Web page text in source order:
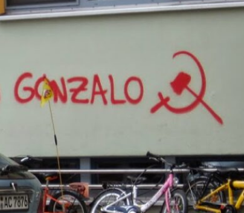
ist seit 200 Tagen in Haft – die Solidarität
International: Aufruf zu einer
Solidaritätswoche mit anarchistischen
Gefangenen vom 23. bis 30. August 2026
Deutschland: Der Inlandsgeheimdienst ermittelt
gegen „Prosfygika“